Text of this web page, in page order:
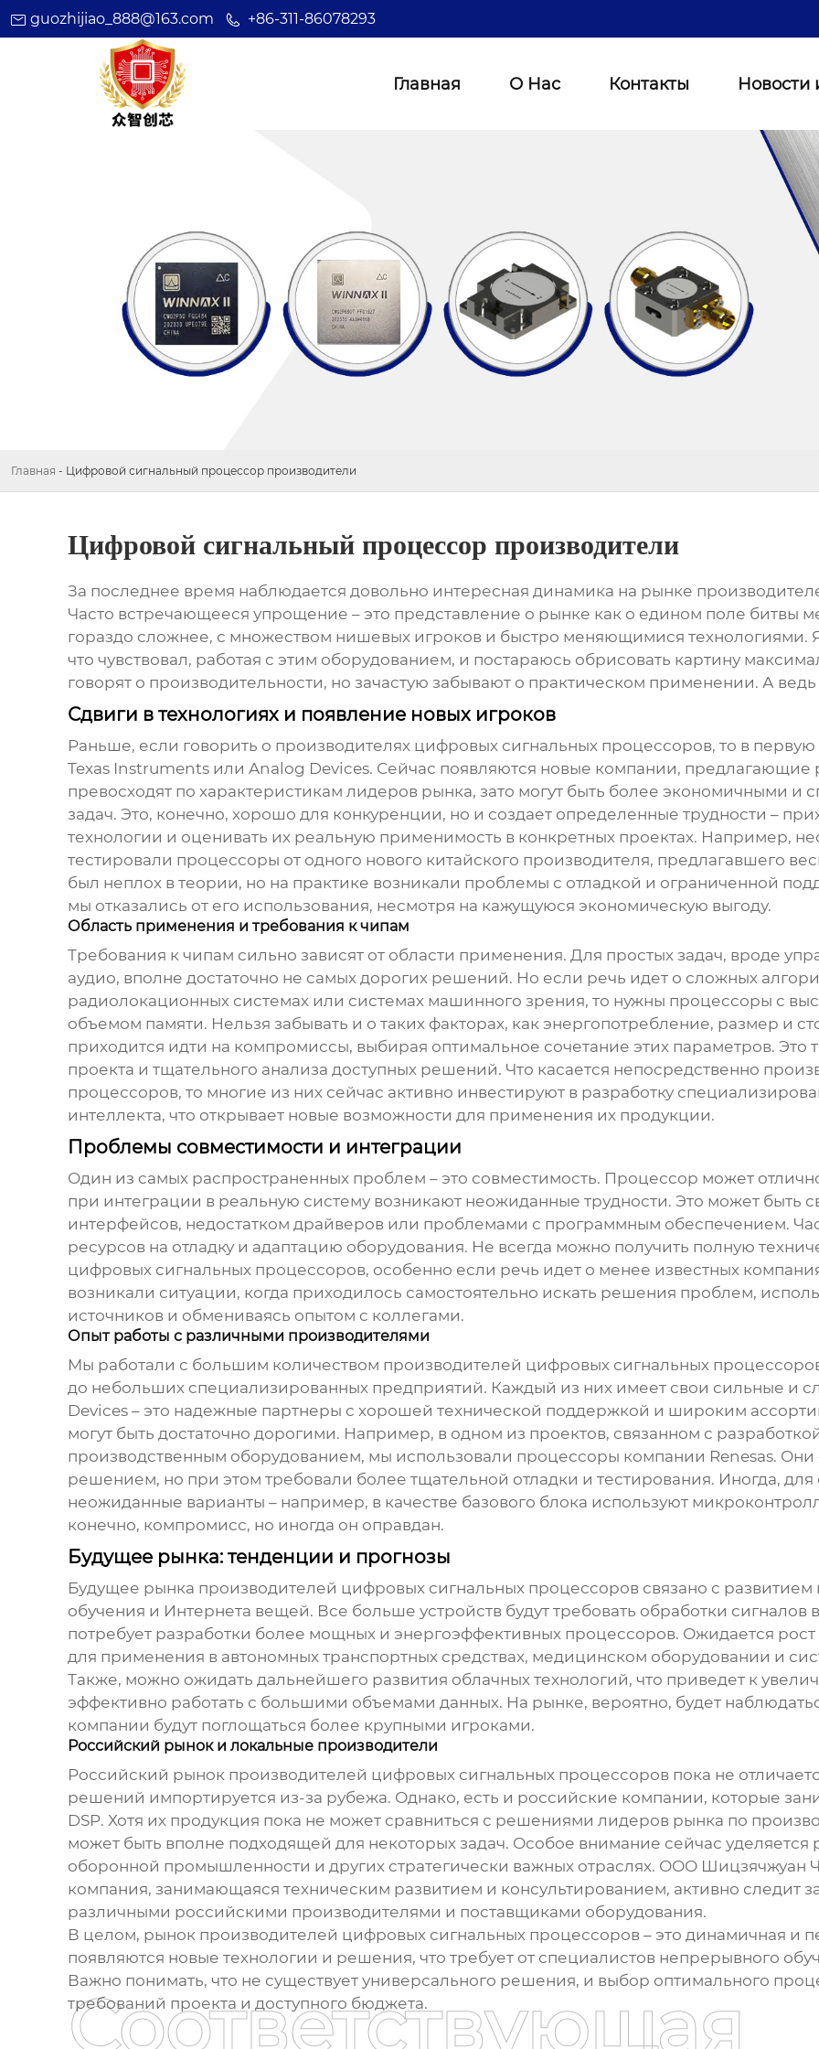
guozhijiao_888@163.com +86-311-86078293
Главная О Нас Контакты Новости
Главная - Цифровой сигнальный процессор производители
Цифровой сигнальный процессор производители
За последнее время наблюдается довольно интересная динамика на рынке
Часто встречающееся упрощение – это представление о рынке как о едином поле битвы
гораздо сложнее, с множеством нишевых игроков и быстро меняющимися технологиями.
что чувствовал, работая с этим оборудованием, и постараюсь обрисовать картину
говорят о производительности, но зачастую забывают о практическом применении. А
Сдвиги в технологиях и появление новых игроков
Раньше, если говорить о производителях цифровых сигнальных процессоров, то в
Texas Instruments или Analog Devices. Сейчас появляются новые компании, предлагающие
превосходят по характеристикам лидеров рынка, зато могут быть более экономичными
задач. Это, конечно, хорошо для конкуренции, но и создает определенные трудности –
технологии и оценивать их реальную применимость в конкретных проектах. Например,
тестировали процессоры от одного нового китайского производителя, предлагавшего
был неплох в теории, но на практике возникали проблемы с отладкой и ограниченной
мы отказались от его использования, несмотря на кажущуюся экономическую выгоду.
Область применения и требования к чипам
Требования к чипам сильно зависят от области применения. Для простых задач, вроде
аудио, вполне достаточно не самых дорогих решений. Но если речь идет о сложных
радиолокационных системах или системах машинного зрения, то нужны процессоры с
объемом памяти. Нельзя забывать и о таких факторах, как энергопотребление, размер и
приходится идти на компромиссы, выбирая оптимальное сочетание этих параметров. Это
проекта и тщательного анализа доступных решений. Что касается непосредственно
процессоров, то многие из них сейчас активно инвестируют в разработку
интеллекта, что открывает новые возможности для применения их продукции.
Проблемы совместимости и интеграции
Один из самых распространенных проблем – это совместимость. Процессор может
при интеграции в реальную систему возникают неожиданные трудности. Это может быть
интерфейсов, недостатком драйверов или проблемами с программным обеспечением.
ресурсов на отладку и адаптацию оборудования. Не всегда можно получить полную
цифровых сигнальных процессоров, особенно если речь идет о менее известных
возникали ситуации, когда приходилось самостоятельно искать решения проблем,
источников и обмениваясь опытом с коллегами.
Опыт работы с различными производителями
Мы работали с большим количеством производителей цифровых сигнальных
до небольших специализированных предприятий. Каждый из них имеет свои сильные и
Devices – это надежные партнеры с хорошей технической поддержкой и широким
могут быть достаточно дорогими. Например, в одном из проектов, связанном с
производственным оборудованием, мы использовали процессоры компании Renesas.
решением, но при этом требовали более тщательной отладки и тестирования. Иногда,
неожиданные варианты – например, в качестве базового блока используют
конечно, компромисс, но иногда он оправдан.
Будущее рынка: тенденции и прогнозы
Будущее рынка производителей цифровых сигнальных процессоровсвязано с развитием
обучения и Интернета вещей. Все больше устройств будут требовать обработки
потребует разработки более мощных и энергоэффективных процессоров. Ожидается
для применения в автономных транспортных средствах, медицинском оборудовании и
Также, можно ожидать дальнейшего развития облачных технологий, что приведет к
эффективно работать с большими объемами данных. На рынке, вероятно, будет
компании будут поглощаться более крупными игроками.
Российский рынок и локальные производители
Российский рынок производителей цифровых сигнальных процессоровпока не
решений импортируется из-за рубежа. Однако, есть и российские компании, которые
DSP. Хотя их продукция пока не может сравниться с решениями лидеров рынка по
может быть вполне подходящей для некоторых задач. Особое внимание сейчас уделяется
оборонной промышленности и других стратегически важных отраслях. ООО Шицзячжуан
компания, занимающаяся техническим развитием и консультированием, активно следит
различными российскими производителями и поставщиками оборудования.
В целом, рынок производителей цифровых сигнальных процессоров– это динамичная и
появляются новые технологии и решения, что требует от специалистов непрерывного
Важно понимать, что не существует универсального решения, и выбор оптимального
требований проекта и доступного бюджета.
Соответствующая